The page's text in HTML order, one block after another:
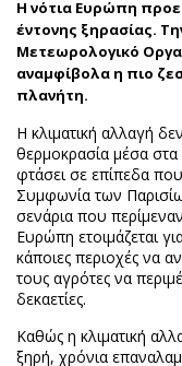
Η νότια Ευρώπη
έντονης ξηρασίας.
Μετεωρολογικό
αναμφίβολα η πιο
πλανήτη.
Η κλιματική αλλαγή
θερμοκρασία μέσα
φτάσει σε επίπεδα
Συμφωνία των
σενάρια που
Ευρώπη ετοιμάζεται
κάποιες περιοχές να
τους αγρότες να
δεκαετίες.
Καθώς η κλιματική
ξηρή, χρόνια